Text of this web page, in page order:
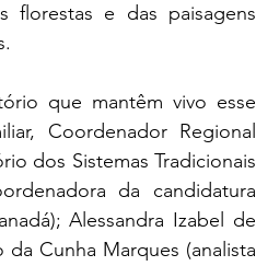
florestas e das paisagens
que mantêm vivo esse
Coordenador Regional
dos Sistemas Tradicionais
da candidatura
Alessandra Izabel de
Cunha Marques (analista